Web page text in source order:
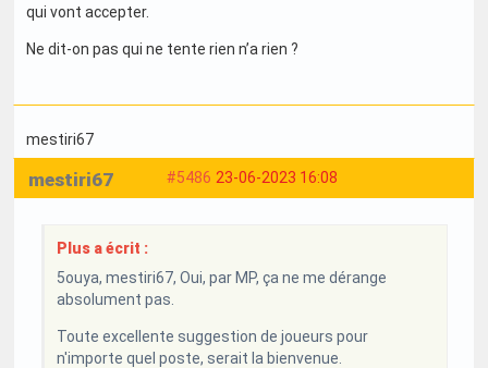
qui vont accepter.
Ne dit-on pas qui ne tente rien n’a rien ?
mestiri67
#5486 23-06-2023 16:08
mestiri67
Plus a écrit :
5ouya, mestiri67, Oui, par MP, ça ne me dérange
absolument pas.
Toute excellente suggestion de joueurs pour
n'importe quel poste, serait la bienvenue.